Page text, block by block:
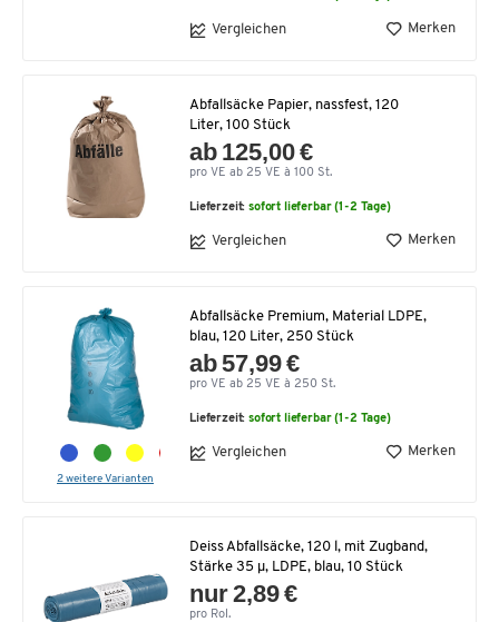
Vergleichen Merken
Abfallsäcke Papier, nassfest, 120
Liter, 100 Stück
ab 125,00 €
pro VE ab 25 VE à 100 St.
Lieferzeit:sofort lieferbar (1-2 Tage)
Vergleichen Merken
2 weitere Varianten
Abfallsäcke Premium, Material LDPE,
blau, 120 Liter, 250 Stück
ab 57,99 €
pro VE ab 25 VE à 250 St.
Lieferzeit:sofort lieferbar (1-2 Tage)
Vergleichen Merken
Deiss Abfallsäcke, 120 l, mit Zugband,
Stärke 35 μ, LDPE, blau, 10 Stück
nur 2,89 €
pro Rol.